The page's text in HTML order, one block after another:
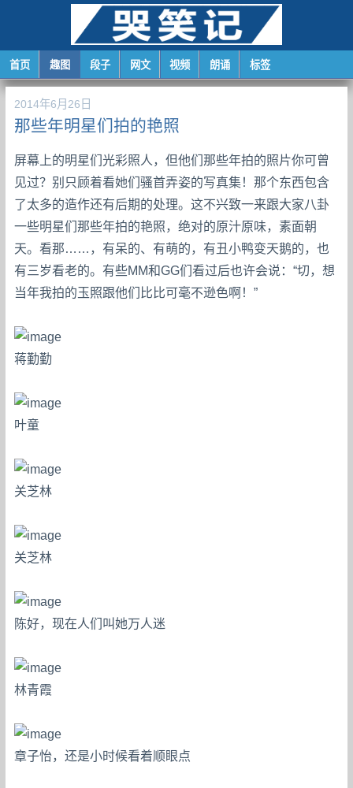
首页 趣图 段子 网文 视频 朗诵 标签
2014年6月26日
那些年明星们拍的艳照
屏幕上的明星们光彩照人，但他们那些年拍的照片你可曾
见过？别只顾着看她们骚首弄姿的写真集！那个东西包含
了太多的造作还有后期的处理。这不兴致一来跟大家八卦
一些明星们那些年拍的艳照，绝对的原汁原味，素面朝
天。看那……，有呆的、有萌的，有丑小鸭变天鹅的，也
有三岁看老的。有些MM和GG们看过后也许会说：“切，想
当年我拍的玉照跟他们比比可毫不逊色啊！”
蒋勤勤
叶童
关芝林
关芝林
陈好，现在人们叫她万人迷
林青霞
章子怡，还是小时候看着顺眼点